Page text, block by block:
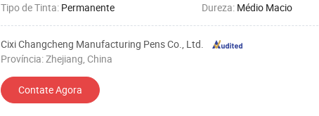
Tipo de Tinta: Permanente Dureza: Médio Macio
Cixi Changcheng Manufacturing Pens Co., Ltd.
Província: Zhejiang, China
Contate Agora